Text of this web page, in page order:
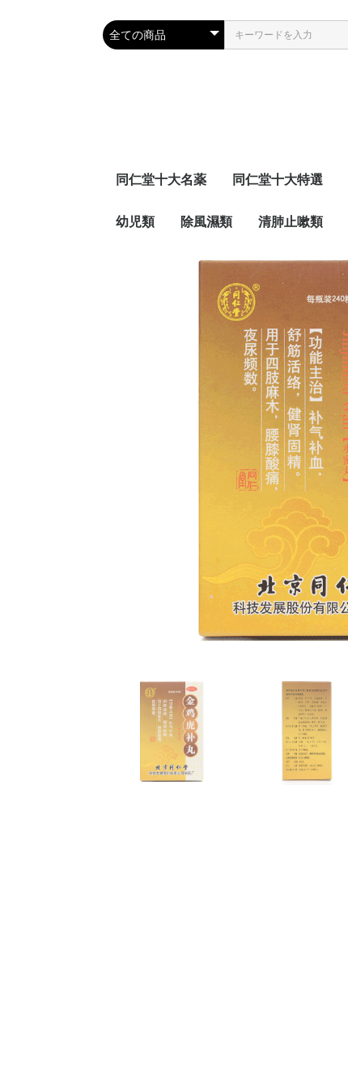
同仁堂十大名薬 同仁堂十大特選
幼児類 除風濕類 清肺止嗽類